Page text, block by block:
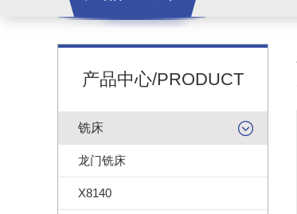
产品中心/PRODUCT
铣床
龙门铣床
X8140